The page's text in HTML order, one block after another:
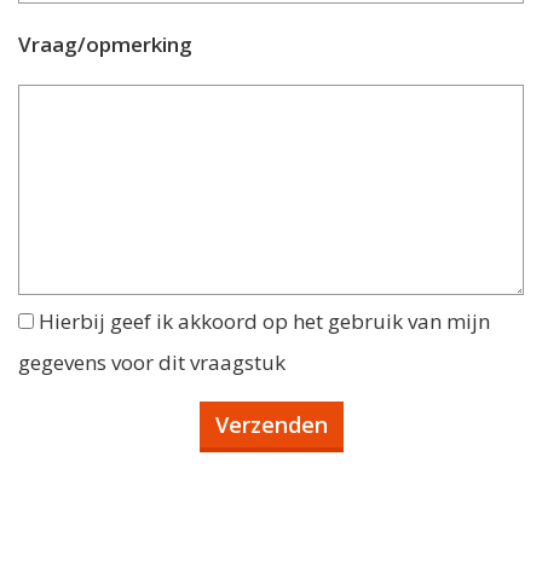
Vraag/opmerking
Hierbij geef ik akkoord op het gebruik van mijn
gegevens voor dit vraagstuk